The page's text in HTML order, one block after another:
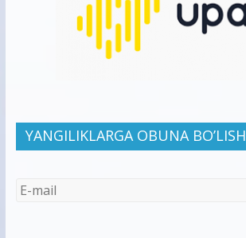
YANGILIKLARGA OBUNA BO’LISH